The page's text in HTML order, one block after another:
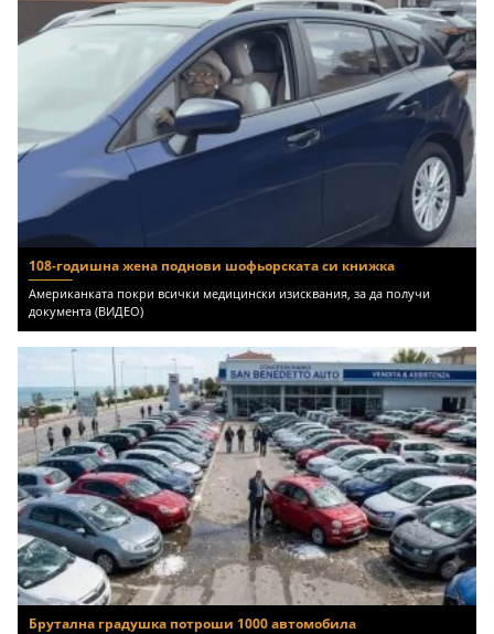
108-годишна жена поднови шофьорската си книжка
Американката покри всички медицински изисквания, за да получи
документа (ВИДЕО)
Брутална градушка потроши 1000 автомобила